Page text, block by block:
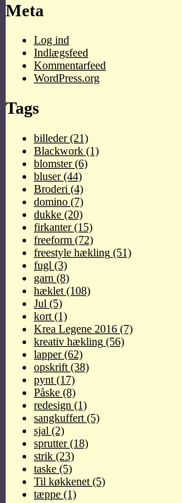
Meta
Log ind
Indlægsfeed
Kommentarfeed
WordPress.org
Tags
billeder(21)
Blackwork (1)
blomster(6)
bluser(44)
Broderi (4)
domino (7)
dukke (20)
firkanter(15)
freeform (72)
freestyle hækling (51)
fugl (3)
garn (8)
hæklet (108)
Jul (5)
kort (1)
Krea Legene 2016 (7)
kreativ hækling (56)
lapper(62)
opskrift (38)
pynt (17)
Påske (8)
redesign (1)
sangkuffert (5)
sjal (2)
sprutter(18)
strik (23)
taske (5)
Til køkkenet (5)
tæppe (1)